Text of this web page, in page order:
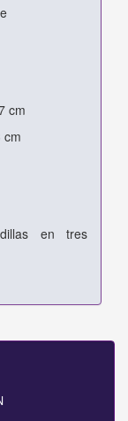
cm
cm
en tres